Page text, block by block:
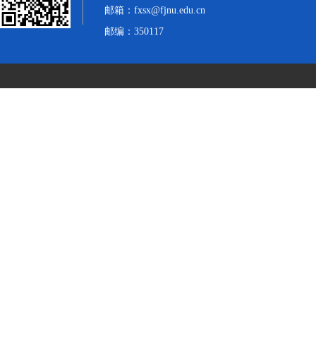
邮箱：fxsx@fjnu.edu.cn
邮编：350117